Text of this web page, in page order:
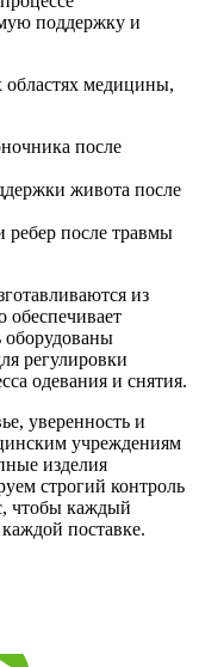
поддержку и
медицины,
после
живота после
ребер после травмы
из
регулировки
одевания и снятия.
уверенность и
учреждениям
изделия
строгий контроль
чтобы каждый
поставке.